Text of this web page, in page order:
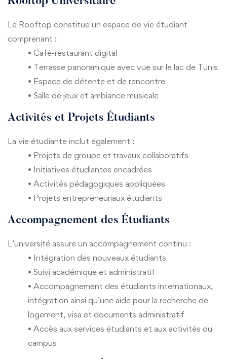
Le Rooftop constitue un espace de vie étudiant
comprenant :
• Café-restaurant digital
• Terrasse panoramique avec vue sur le lac de Tunis
• Espace de détente et de rencontre
• Salle de jeux et ambiance musicale
Activités et Projets Étudiants
La vie étudiante inclut également :
• Projets de groupe et travaux collaboratifs
• Initiatives étudiantes encadrées
• Activités pédagogiques appliquées
• Projets entrepreneuriaux étudiants
Accompagnement des Étudiants
L’université assure un accompagnement continu :
• Intégration des nouveaux étudiants
• Suivi académique et administratif
• Accompagnement des étudiants internationaux,
intégration ainsi qu’une aide pour la recherche de
logement, visa et documents administratif
• Accès aux services étudiants et aux activités du
campus